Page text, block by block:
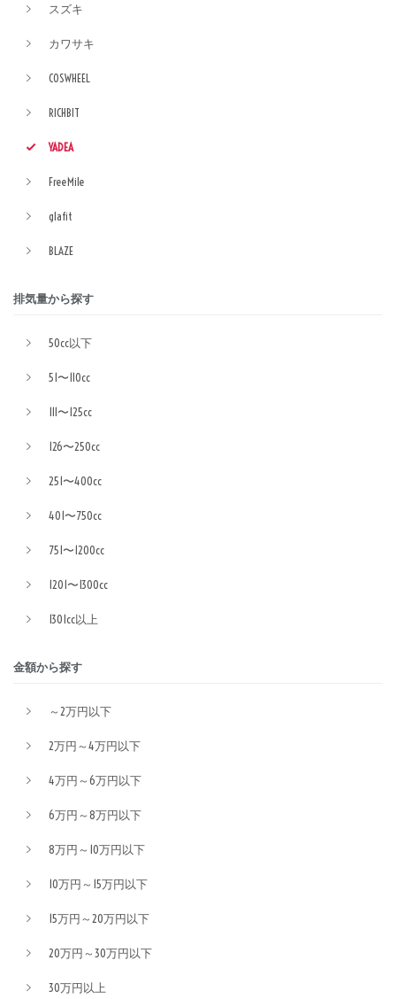
スズキ
カワサキ
COSWHEEL
RICHBIT
YADEA
FreeMile
glafit
BLAZE
排気量から探す
50cc以下
51〜110cc
111〜125cc
126〜250cc
251〜400cc
401〜750cc
751〜1200cc
1201〜1300cc
1301cc以上
金額から探す
～2万円以下
2万円～4万円以下
4万円～6万円以下
6万円～8万円以下
8万円～10万円以下
10万円～15万円以下
15万円～20万円以下
20万円～30万円以下
30万円以上